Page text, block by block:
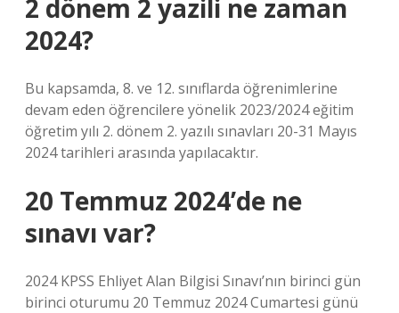
2 dönem 2 yazili ne zaman
2024?
Bu kapsamda, 8. ve 12. sınıflarda öğrenimlerine
devam eden öğrencilere yönelik 2023/2024 eğitim
öğretim yılı 2. dönem 2. yazılı sınavları 20-31 Mayıs
2024 tarihleri ​​arasında yapılacaktır.
20 Temmuz 2024’de ne
sınavı var?
2024 KPSS Ehliyet Alan Bilgisi Sınavı’nın birinci gün
birinci oturumu 20 Temmuz 2024 Cumartesi günü